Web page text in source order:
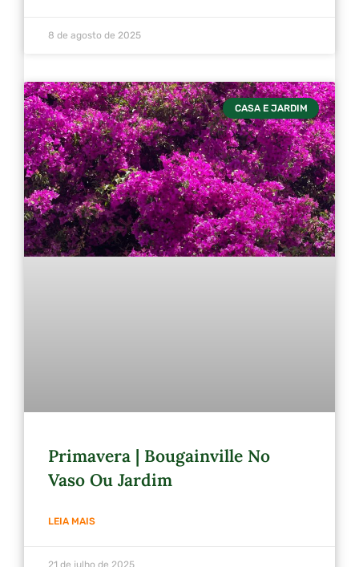
8 de agosto de 2025
CASA E JARDIM
Primavera | Bougainville No
Vaso Ou Jardim
LEIA MAIS